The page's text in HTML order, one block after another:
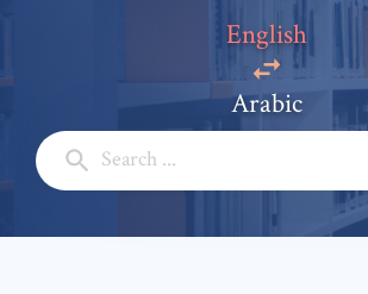
English
Arabic
Add a comment